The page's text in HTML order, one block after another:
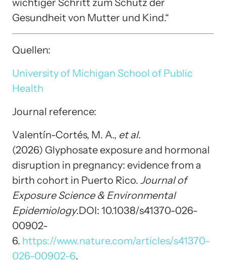
wichtiger Schritt zum Schutz der
Gesundheit von Mutter und Kind.“
Quellen:
University of Michigan School of Public
Health
Journal reference:
Valentín-Cortés, M. A., et al.
(2026) Glyphosate exposure and hormonal
disruption in pregnancy: evidence from a
birth cohort in Puerto Rico. Journal of
Exposure Science & Environmental
Epidemiology.DOI: 10.1038/s41370-026-
00902-
6. https://www.nature.com/articles/s41370-
026-00902-6.